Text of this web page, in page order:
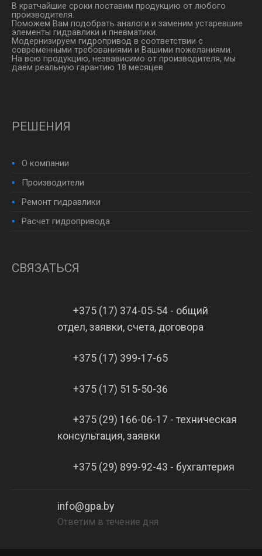
В кратчайшие сроки поставим продукцию от любого
производителя.
Поможем Вам подобрать аналоги и заменим устаревшие
элементы гидравлики и пневматики.
Модернизируем гидропривод в соответствии с
современными требованиями и Вашими пожеланиями.
На всю продукцию, незвависимо от производителя, мы
даем реальную гарантию 18 месяцев.
РЕШЕНИЯ
О компании
Производители
Ремонт гидравлики
Расчет гидропривода
СВЯЗАТЬСЯ
+375 (17) 374-05-54 - общий
отдел, заявки, счета, договора
+375 (17) 399-17-65
+375 (17) 515-50-36
+375 (29) 166-06-17 - техническая
консультация, заявки
+375 (29) 899-92-43 - бухгалтерия
info@gpa.by
Ответим в течение дня